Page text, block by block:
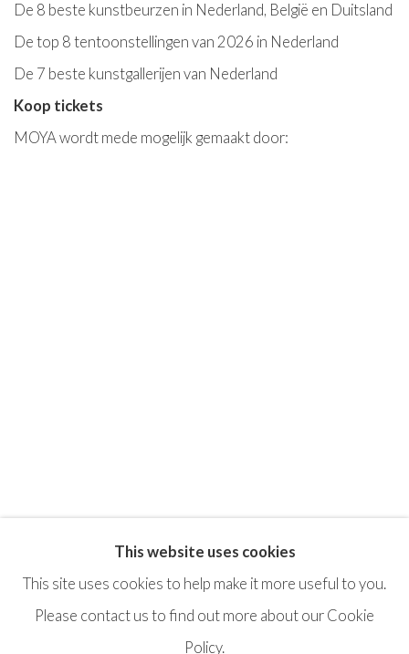
De 8 beste kunstbeurzen in Nederland, België en Duitsland
De top 8 tentoonstellingen van 2026 in Nederland
De 7 beste kunstgallerijen van Nederland
Koop tickets
MOYA wordt mede mogelijk gemaakt door:
This website uses cookies
This site uses cookies to help make it more useful to you.
Please contact us to find out more about our Cookie
Policy.